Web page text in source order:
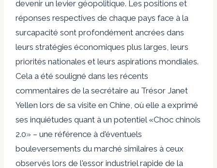
devenir un levier géopolitique. Les positions et
réponses respectives de chaque pays face à la
surcapacité sont profondément ancrées dans
leurs stratégies économiques plus larges, leurs
priorités nationales et leurs aspirations mondiales.
Cela a été souligné dans les récents
commentaires de la secrétaire au Trésor Janet
Yellen lors de sa visite en Chine, où elle a exprimé
ses inquiétudes quant à un potentiel «Choc chinois
2.0» – une référence à d'éventuels
bouleversements du marché similaires à ceux
observés lors de l'essor industriel rapide de la